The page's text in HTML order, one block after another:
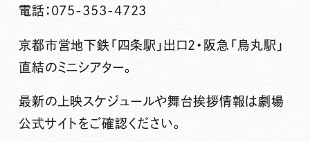
電話：075-353-4723
京都市営地下鉄「四条駅」出口2・阪急「烏丸駅」
直結のミニシアター。
最新の上映スケジュールや舞台挨拶情報は劇場
公式サイトをご確認ください。